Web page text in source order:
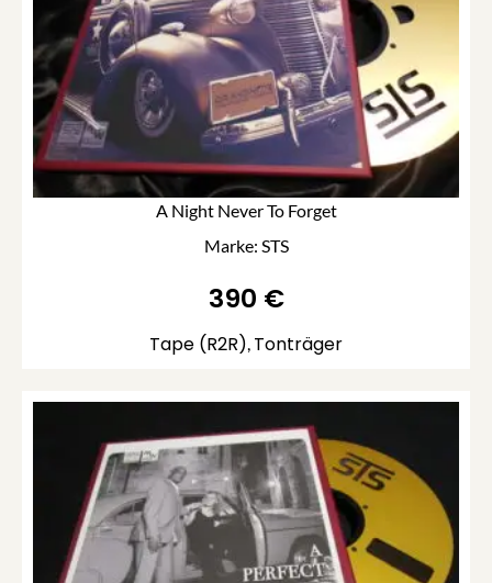
Tape (R2R), Tonträger
A Night Never To Forget
Marke: STS
390 €